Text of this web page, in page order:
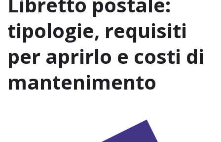
tipologie, requisiti
per aprirlo e costi di
mantenimento